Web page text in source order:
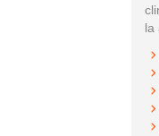
la